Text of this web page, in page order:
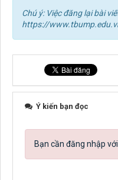
Chú ý: Việc đăng lại bài
https://
Ý kiến bạn đọc
Bạn cần đăng nhập